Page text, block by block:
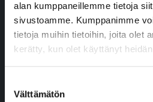
alan kumppaneillemme tietoja
sivustoamme. Kumppanimme
tietoja muihin tietoihin, joita olet
kerätty, kun olet käyttänyt
valinta
Välttämätön